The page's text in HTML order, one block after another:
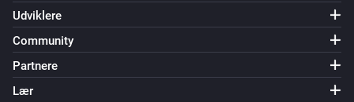
Udviklere
Community
Partnere
Lær